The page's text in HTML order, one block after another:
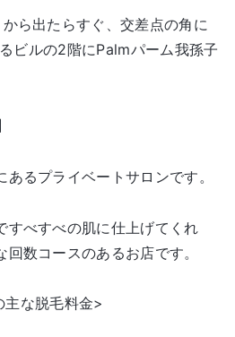
ら出たらすぐ、交差点の角に
ビルの2階にPalmパーム我孫子
るプライベートサロンです。
すべすべの肌に仕上げてくれ
数コースのあるお店です。
な脱毛料金>